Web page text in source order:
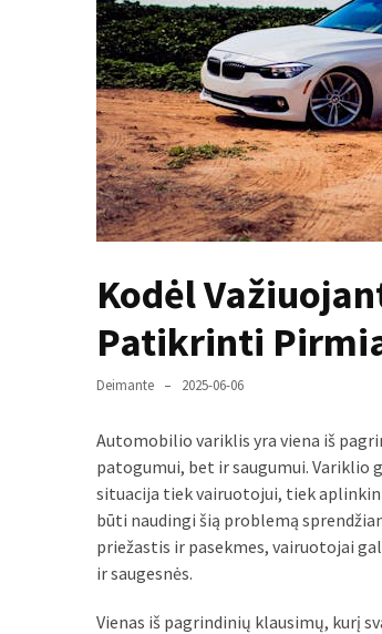
Kodėl
Patikrinti
Deimante 2025-06-06
Automobilio variklis yra viena iš
patogumui, bet ir saugumui. Variklio
situacija tiek vairuotojui, tiek
būti naudingi šią problemą
priežastis ir pasekmes, vairuotojai
ir saugesnės.
Vienas iš pagrindinių klausimų, kurį